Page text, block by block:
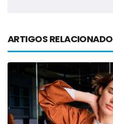
ARTIGOS